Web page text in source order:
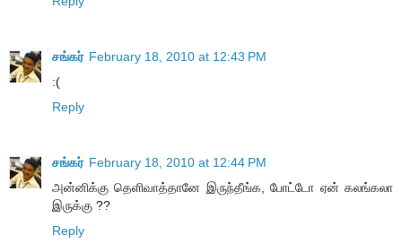
சங்கர் February 18, 2010 at 12:43 PM
:(
Reply
சங்கர் February 18, 2010 at 12:44 PM
அன்னிக்கு தெளிவாத்தானே இருந்தீங்க, போட்டோ ஏன் கலங்கலா
இருக்கு ??
Reply